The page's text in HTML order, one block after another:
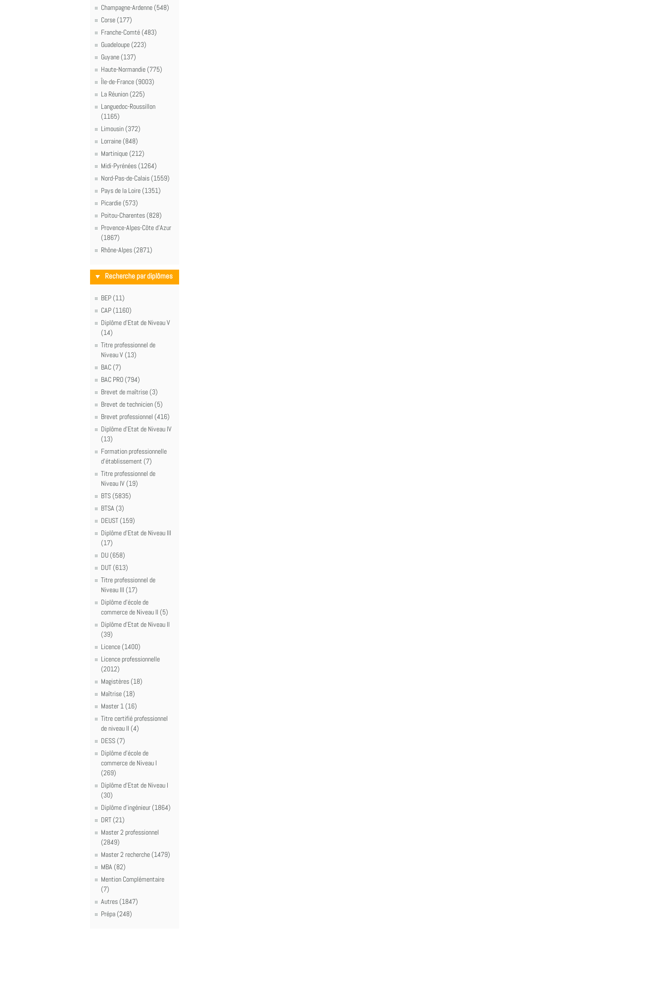
Champagne-Ardenne (548)
Corse (177)
Franche-Comté (483)
Guadeloupe (223)
Guyane (137)
Haute-Normandie (775)
Île-de-France (9003)
La Réunion (225)
Languedoc-Roussillon
(1165)
Limousin (372)
Lorraine (848)
Martinique (212)
Midi-Pyrénées (1264)
Nord-Pas-de-Calais (1559)
Pays de la Loire (1351)
Picardie (573)
Poitou-Charentes (828)
Provence-Alpes-Côte d'Azur
(1867)
Rhône-Alpes (2871)
Recherche par diplômes
BEP (11)
CAP (1160)
Diplôme d'Etat de Niveau V
(14)
Titre professionnel de
Niveau V (13)
BAC (7)
BAC PRO (794)
Brevet de maîtrise (3)
Brevet de technicien (5)
Brevet professionnel (416)
Diplôme d'Etat de Niveau IV
(13)
Formation professionnelle
d'établissement (7)
Titre professionnel de
Niveau IV (19)
BTS (5835)
BTSA (3)
DEUST (159)
Diplôme d'Etat de Niveau III
(17)
DU (658)
DUT (613)
Titre professionnel de
Niveau III (17)
Diplôme d'école de
commerce de Niveau II (5)
Diplôme d'Etat de Niveau II
(39)
Licence (1400)
Licence professionnelle
(2012)
Magistères (18)
Maîtrise (18)
Master 1 (16)
Titre certifié professionnel
de niveau II (4)
DESS (7)
Diplôme d'école de
commerce de Niveau I
(269)
Diplôme d'Etat de Niveau I
(30)
Diplôme d'ingénieur (1864)
DRT (21)
Master 2 professionnel
(2849)
Master 2 recherche (1479)
MBA (82)
Mention Complémentaire
(7)
Autres (1847)
Prépa (248)